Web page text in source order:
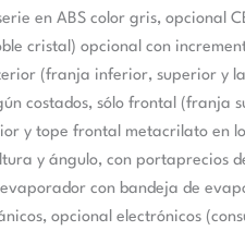
en ABS color gris, opcional
cristal) opcional con
(franja inferior, superior y
costados, sólo frontal
y tope frontal metacrilato en
y ángulo, con portaprecios
con bandeja de
opcional electrónicos